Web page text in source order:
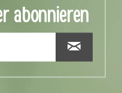
abonnieren